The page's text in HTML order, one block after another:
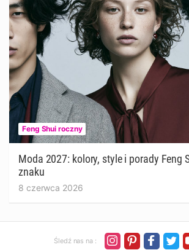
Feng Shui roczny
Moda 2027: kolory, style i porady Feng
znaku
8 czerwca 2026
Śledź nas na :